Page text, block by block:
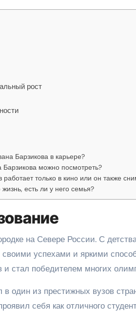
рост
Барзикова в карьере?
можно посмотреть?
работает только в кино или он также
есть ли у него семья?
на Севере России. С
успехами и яркими
стал победителем многих
в один из престижных вузов
себя как отличного